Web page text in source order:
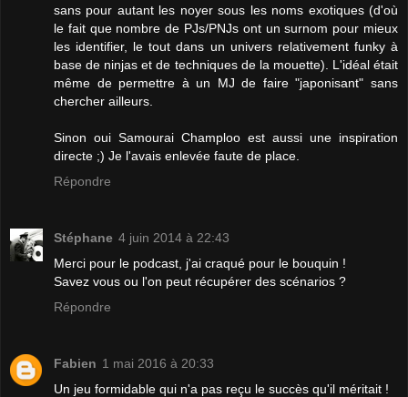
sans pour autant les noyer sous les noms exotiques (d'où
le fait que nombre de PJs/PNJs ont un surnom pour mieux
les identifier, le tout dans un univers relativement funky à
base de ninjas et de techniques de la mouette). L'idéal était
même de permettre à un MJ de faire "japonisant" sans
chercher ailleurs.
Sinon oui Samourai Champloo est aussi une inspiration
directe ;) Je l'avais enlevée faute de place.
Répondre
Stéphane 4 juin 2014 à 22:43
Merci pour le podcast, j'ai craqué pour le bouquin !
Savez vous ou l'on peut récupérer des scénarios ?
Répondre
Fabien 1 mai 2016 à 20:33
Un jeu formidable qui n'a pas reçu le succès qu'il méritait !